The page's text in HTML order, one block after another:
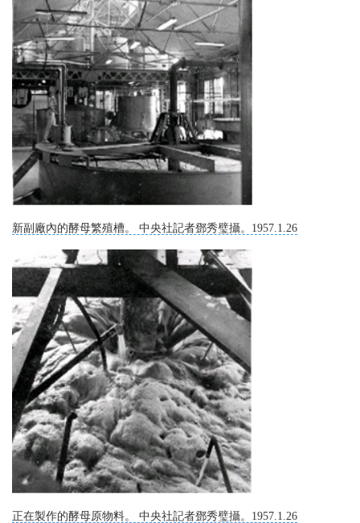
新副廠內的酵母繁殖槽。 中央社記者鄧秀璧攝。1957.1.26
正在製作的酵母原物料。 中央社記者鄧秀璧攝。1957.1.26